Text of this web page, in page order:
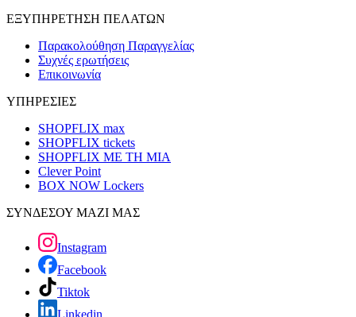
ΕΞΥΠΗΡΕΤΗΣΗ ΠΕΛΑΤΩΝ
Παρακολούθηση Παραγγελίας
Συχνές ερωτήσεις
Επικοινωνία
ΥΠΗΡΕΣΙΕΣ
SHOPFLIX max
SHOPFLIX tickets
SHOPFLIX ΜΕ ΤΗ ΜΙΑ
Clever Point
BOX NOW Lockers
ΣΥΝΔΕΣΟΥ ΜΑΖΙ ΜΑΣ
Instagram
Facebook
Tiktok
Linkedin